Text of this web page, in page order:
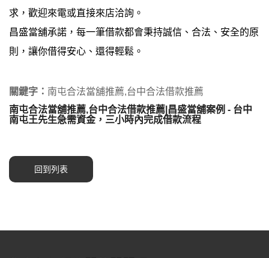
求，歡迎來電或直接來店洽詢。
昌盛當舖承諾，每一筆借款都會秉持誠信、合法、安全的原
則，讓你借得安心、還得輕鬆。
關鍵字： 南屯合法當舖推薦,台中合法借款推薦
南屯合法當舖推薦,台中合法借款推薦|昌盛當舖案例 - 台中
南屯王先生急需資金，三小時內完成借款流程
回到列表